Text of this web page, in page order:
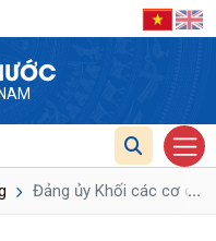
Đảng ủy Khối các cơ ...